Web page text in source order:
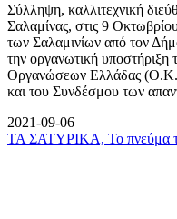
Σύλληψη, καλλιτεχνική
Σαλαμίνας, στις 9
των Σαλαμινίων από τον
την οργανωτική
Οργανώσεων Ελλάδας
και του Συνδέσμου των
2021-09-06
ΤΑ ΣΑΤΥΡΙΚΑ, Το πνεύμα